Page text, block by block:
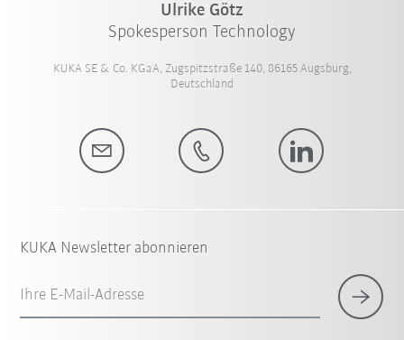
Ulrike Götz
Spokesperson Technology
KUKA SE & Co. KGaA, Zugspitzstraße 140, 86165 Augsburg,
Deutschland
KUKA Newsletter abonnieren
Ihre E-Mail-Adresse